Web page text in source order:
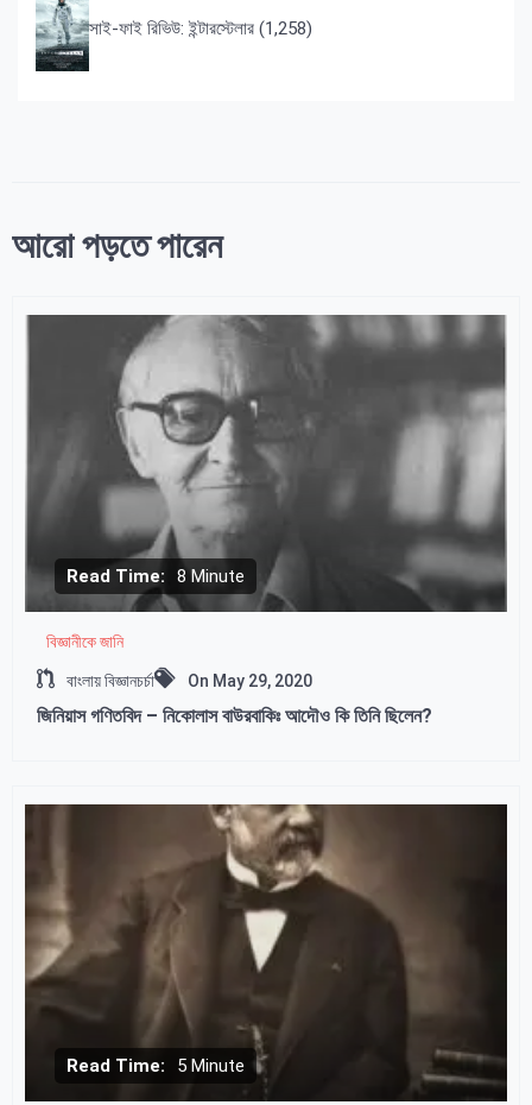
সাই-ফাই রিভিউ: ইন্টারস্টেলার (1,258)
আরো পড়তে পারেন
Read Time: 8 Minute
বিজ্ঞানীকে জানি
বাংলায় বিজ্ঞানচর্চা On May 29, 2020
জিনিয়াস গণিতবিদ – নিকোলাস বাউরবাকিঃ আদৌও কি তিনি ছিলেন?
Read Time: 5 Minute